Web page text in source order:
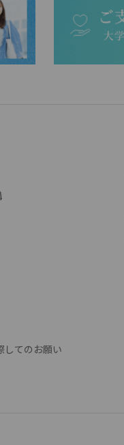
してのお願い